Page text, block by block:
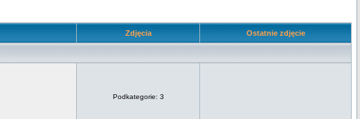
Zdjęcia Ostatnie zdjęcie
Podkategorie: 3